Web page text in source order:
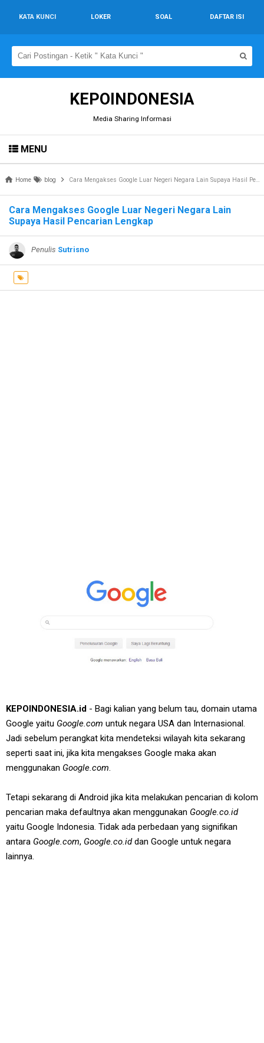
KATA KUNCI LOKER SOAL DAFTAR ISI
KEPOINDONESIA
Media Sharing Informasi
MENU
Home blog Cara Mengakses Google Luar Negeri Negara Lain Supaya Hasil Pencarian Lengkap
Cara Mengakses Google Luar Negeri Negara Lain
Supaya Hasil Pencarian Lengkap
Penulis Sutrisno
KEPOINDONESIA.id - Bagi kalian yang belum tau, domain utama
Google yaitu Google.com untuk negara USA dan Internasional.
Jadi sebelum perangkat kita mendeteksi wilayah kita sekarang
seperti saat ini, jika kita mengakses Google maka akan
menggunakan Google.com.
Tetapi sekarang di Android jika kita melakukan pencarian di kolom
pencarian maka defaultnya akan menggunakan Google.co.id
yaitu Google Indonesia. Tidak ada perbedaan yang signifikan
antara Google.com, Google.co.iddan Google untuk negara
lainnya.